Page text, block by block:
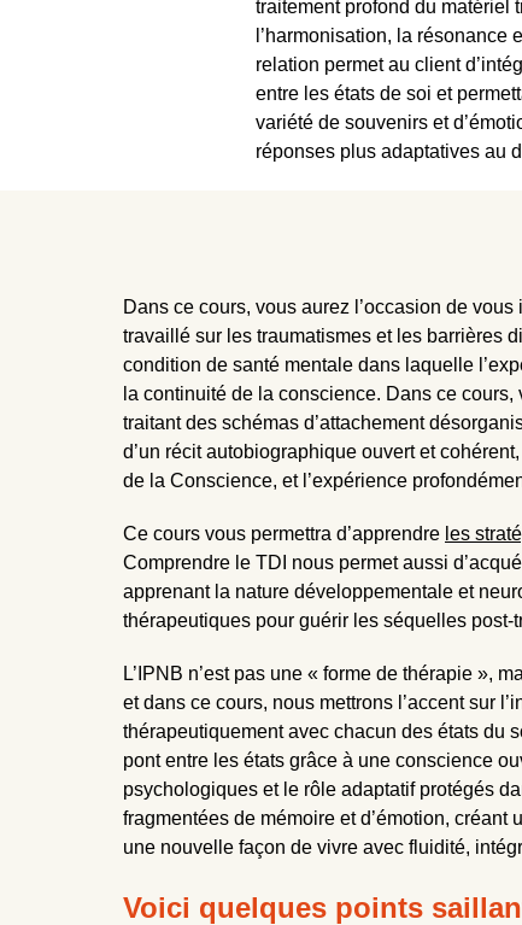
traitement profond du matériel
l’harmonisation, la
relation permet au client
entre les états de soi et
variété de souvenirs et
réponses plus adaptatives au
Dans ce cours, vous aurez l’occasion de vous
travaillé sur les traumatismes et les barrières
condition de santé mentale dans laquelle
la continuité de la conscience. Dans ce cours,
traitant des schémas d’attachement
d’un récit autobiographique ouvert et
de la Conscience, et l’expérience
Ce cours vous permettra d’apprendre les
Comprendre le TDI nous permet aussi
apprenant la nature développementale et
thérapeutiques pour guérir les séquelles
L’IPNB n’est pas une « forme de thérapie »,
et dans ce cours, nous mettrons l’accent sur
thérapeutiquement avec chacun des états du
pont entre les états grâce à une conscience
psychologiques et le rôle adaptatif protégés
fragmentées de mémoire et d’émotion,
une nouvelle façon de vivre avec fluidité,
Voici quelques points